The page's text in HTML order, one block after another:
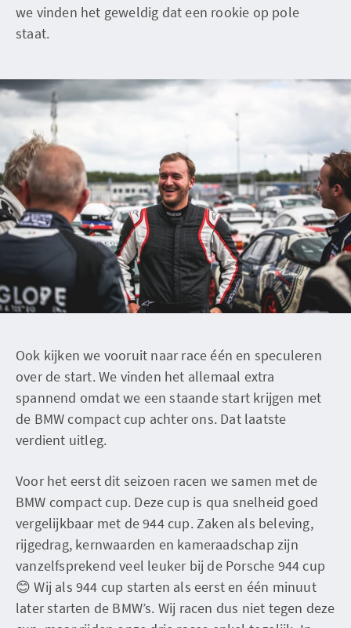
we vinden het geweldig dat een rookie op pole
staat.
Ook kijken we vooruit naar race één en speculeren
over de start. We vinden het allemaal extra
spannend omdat we een staande start krijgen met
de BMW compact cup achter ons. Dat laatste
verdient uitleg.
Voor het eerst dit seizoen racen we samen met de
BMW compact cup. Deze cup is qua snelheid goed
vergelijkbaar met de 944 cup. Zaken als beleving,
rijgedrag, kernwaarden en kameraadschap zijn
vanzelfsprekend veel leuker bij de Porsche 944 cup
😊 Wij als 944 cup starten als eerst en één minuut
later starten de BMW’s. Wij racen dus niet tegen deze